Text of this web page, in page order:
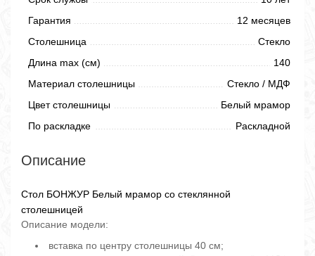
Гарантия
12 месяцев
Столешница
Стекло
Длина max (см)
140
Материал столешницы
Стекло / МДФ
Цвет столешницы
Белый мрамор
По раскладке
Раскладной
Описание
Стол БОНЖУР Белый мрамор со стеклянной
столешницей
Описание модели:
вставка по центру столешницы 40 см;